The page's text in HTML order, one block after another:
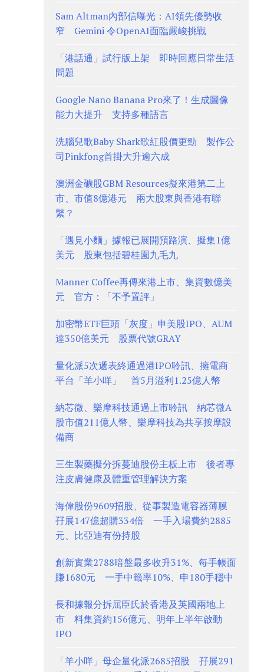
Sam Altman內部信曝光：AI領先優勢收
窄 Gemini 令OpenAI面臨嚴峻挑戰
「港話通」試行版上架 即時回應日常生活
問題
Google Nano Banana Pro來了！生成圖像
能力大提升 支持多種語言
洗腦兒歌Baby Shark歌紅股價更勁 製作公
司Pinkfong首掛大升逾六成
澳洲金礦股GBM Resources擬來港第二上
市、市值8億港元 兩大股東與香港有聯
繫？
「遇見小麵」據報已展開預路演、擬集1億
美元 股東包括碧桂園九毛九
Manner Coffee再傳來港上市、集資數億美
元 官方：「不予置評」
加密幣ETF巨頭「灰度」申美股IPO、AUM
達350億美元 股票代號GRAY
量化派5次遞表終通過港IPO聆訊、擁電商
平台「羊小咩」 首5月溢利1.25億人幣
納芯微、樂摩科技通過上市聆訊 納芯微A
股市值211億人幣、樂摩科技為共享按摩設
備商
三生製藥擬分拆蔓迪股份主板上市 後者專
注皮膚健康及體重管理解決方案
海偉股份9609招股、從事製造電容器薄膜
孖展147億超購334倍 一手入場費約2885
元、比亞迪有份持股
創新實業2788暗盤最多收升31%、每手帳面
賺1680元 一手中籤率10%、申180手穩中
長和據報分拆屈臣氏於香港及英國兩地上
市 料集資約156億元、明年上半年啟動
IPO
「羊小咩」母企量化派2685招股 孖展291